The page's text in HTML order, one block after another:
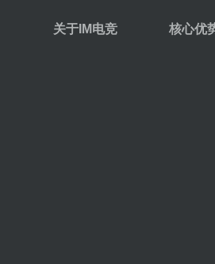
关于IM电竞 核心优